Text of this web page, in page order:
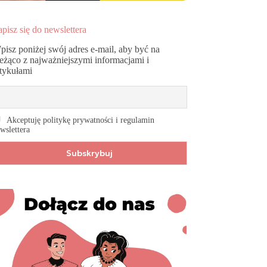
się do newslettera
poniżej swój adres e-mail, aby być na
z najważniejszymi informacjami i
Akceptuję politykę prywatności i regulamin